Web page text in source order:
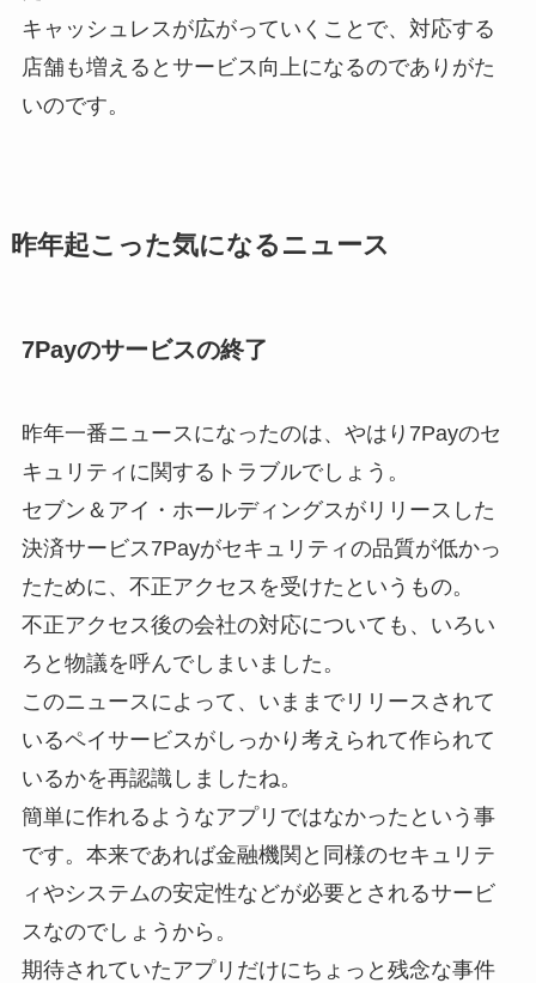
キャッシュレスが広がっていくことで、対応する
店舗も増えるとサービス向上になるのでありがた
いのです。
昨年起こった気になるニュース
7Payのサービスの終了
昨年一番ニュースになったのは、やはり7Payのセ
キュリティに関するトラブルでしょう。
セブン＆アイ・ホールディングスがリリースした
決済サービス7Payがセキュリティの品質が低かっ
たために、不正アクセスを受けたというもの。
不正アクセス後の会社の対応についても、いろい
ろと物議を呼んでしまいました。
このニュースによって、いままでリリースされて
いるペイサービスがしっかり考えられて作られて
いるかを再認識しましたね。
簡単に作れるようなアプリではなかったという事
です。本来であれば金融機関と同様のセキュリテ
ィやシステムの安定性などが必要とされるサービ
スなのでしょうから。
期待されていたアプリだけにちょっと残念な事件